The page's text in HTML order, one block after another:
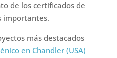
de los certificados de
importantes.
más destacados
en Chandler (USA)